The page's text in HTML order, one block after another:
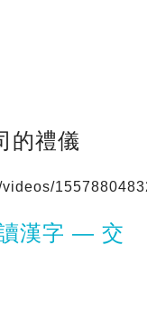
的禮儀
漢字 — 交